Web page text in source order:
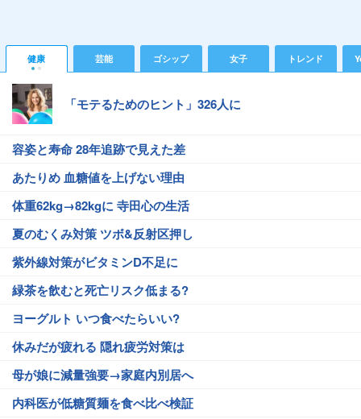
健康 芸能 ゴシップ 女子 トレンド
「モテるためのヒント」326人に
容姿と寿命 28年追跡で見えた差
あたりめ 血糖値を上げない理由
体重62kg→82kgに 寺田心の生活
夏のむくみ対策 ツボ&反射区押し
紫外線対策がビタミンD不足に
緑茶を飲むと死亡リスク低まる?
ヨーグルト いつ食べたらいい?
休みだが疲れる 隠れ疲労対策は
母が娘に減量強要→家庭内別居へ
内科医が低糖質麺を食べ比べ検証